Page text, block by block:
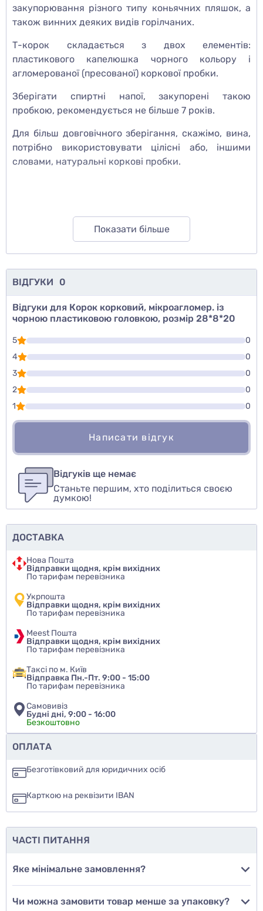
закупорювання різного типу коньячних пляшок, а
також винних деяких видів горілчаних.
Т-корок складається з двох елементів:
пластикового капелюшка чорного кольору і
агломерованої (пресованої) коркової пробки.
Зберігати спиртні напої, закупорені такою
пробкою, рекомендується не більше 7 років.
Для більш довговічного зберігання, скажімо, вина,
потрібно використовувати цілісні або, іншими
словами, натуральні коркові пробки.
Показати більше
ВІДГУКИ 0
Відгуки для Корок корковий, мікроагломер. із
чорною пластиковою головкою, розмір 28*8*20
5
0
4
0
3
0
2
0
1
0
Написати відгук
авторизуйтесьили войдите
Оцінити товар
Чи рекомендуєте ви цей товар
так
ще не знаю
Додати відгук
Відгуків ще немає
Станьте першим, хто поділиться своєю
думкою!
ДОСТАВКА
Нова Пошта
Відправки щодня, крім вихідних
По тарифам перевізника
Укрпошта
Відправки щодня, крім вихідних
По тарифам перевізника
Meest Пошта
Відправки щодня, крім вихідних
По тарифам перевізника
Таксі по м. Київ
Відправка Пн.-Пт. 9:00 - 15:00
По тарифам перевізника
Самовивіз
Будні дні, 9:00 - 16:00
Безкоштовно
ОПЛАТА
Безготівковий для юридичних осіб
Карткою на реквізити IBAN
ЧАСТІ ПИТАННЯ
Яке мінімальне замовлення?
Чи можна замовити товар менше за упаковку?